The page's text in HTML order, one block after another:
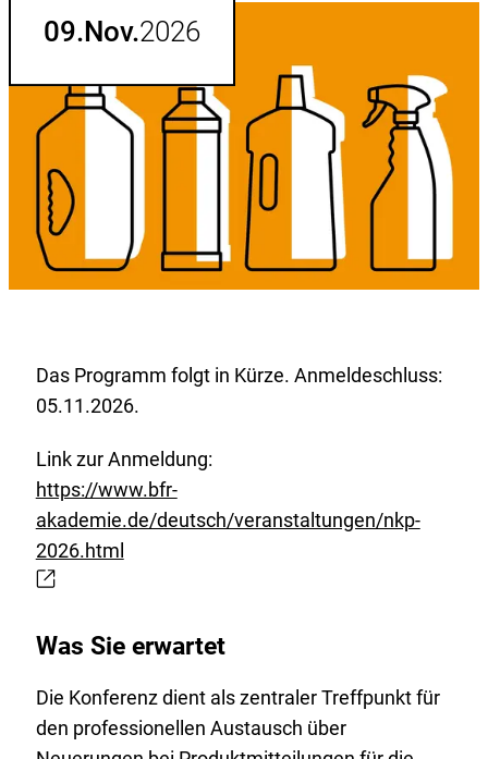
09.Nov.2026
Das Programm folgt in Kürze. Anmeldeschluss:
05.11.2026.
Link zur Anmeldung:
E
x
e
n
e
https://www.bfr-
akademie.de/deutsch/veranstaltungen/nkp-
2026.html
Was Sie erwartet
Die Konferenz dient als zentraler Treffpunkt für
den professionellen Austausch über